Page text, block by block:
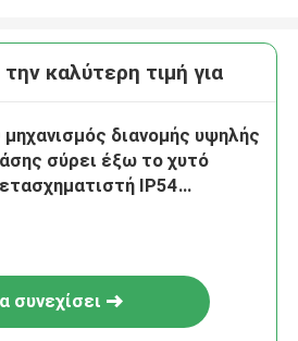
καλύτερη τιμή για
μηχανισμός διανομής υψηλής
σύρει έξω το χυτό
IP54
συνεχίσει